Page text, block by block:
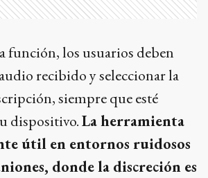
función, los usuarios deben
recibido y seleccionar la
siempre que esté
dispositivo.La herramienta
útil en entornos ruidosos
donde la discreción es